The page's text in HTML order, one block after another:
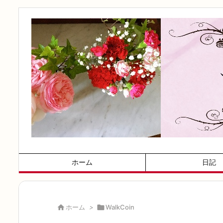
ホーム 日記
 ホーム > WalkCoin